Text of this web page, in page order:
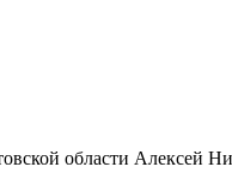
области Алексей